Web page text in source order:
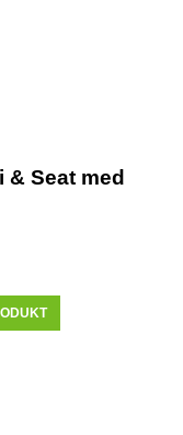
Seat med